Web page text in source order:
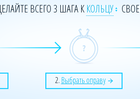
ВСЕГО 3 ШАГА ККОЛЬЦУ
2. Выбрать оправу